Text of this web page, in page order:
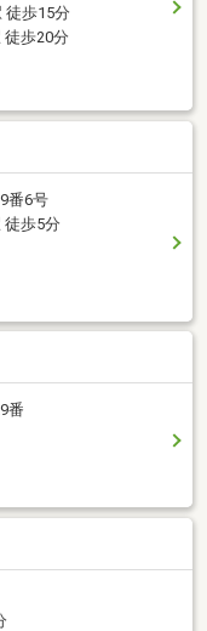
徒歩15分
歩20分
番6号
徒歩5分
番